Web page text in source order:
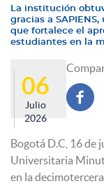
La institución
gracias a
que fortalece el
estudiantes en la
06
Julio
2026
Bogotá D.C, 16 de
Universitaria
en la